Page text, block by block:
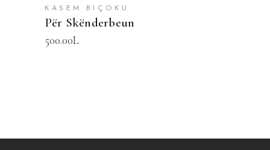
KASEM BIÇOKU
Për Skënderbeun
500.00L